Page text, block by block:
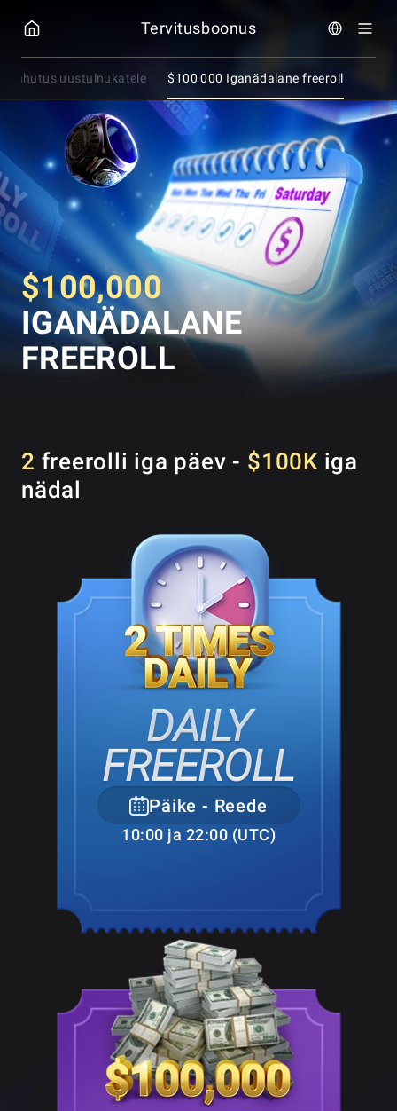
Tervitusboonus
uustulnukatele $100 000 Iganädalane freeroll
$100,000
IGANÄDALANE
FREEROLL
2 freerolli iga päev - $100Kiga
nädal
DAILY
FREEROLL
Päike - Reede
10:00 ja 22:00 (UTC)